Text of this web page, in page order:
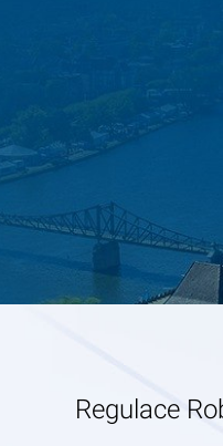
Regulace